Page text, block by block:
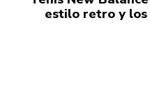
estilo retro y los